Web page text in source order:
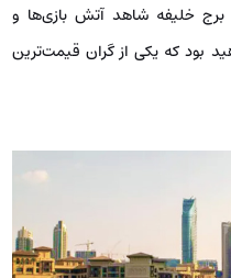
خلیفه شاهد آتش بازی‌ها و
بود که یکی از گران‌ قیمت‌ترین